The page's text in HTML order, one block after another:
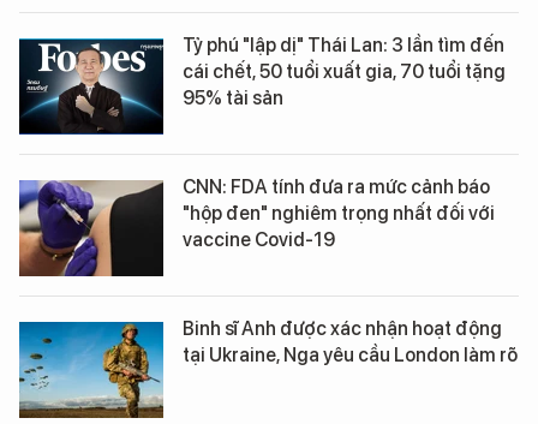
Tỷ phú "lập dị" Thái Lan: 3 lần tìm đến
cái chết, 50 tuổi xuất gia, 70 tuổi tặng
95% tài sản
CNN: FDA tính đưa ra mức cảnh báo
"hộp đen" nghiêm trọng nhất đối với
vaccine Covid-19
Binh sĩ Anh được xác nhận hoạt động
tại Ukraine, Nga yêu cầu London làm rõ